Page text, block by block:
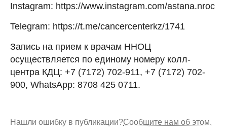
Instagram: https://www.instagram.com/astana.nroc
Telegram: https://t.me/cancercenterkz/1741
Запись на прием к врачам ННОЦ
осуществляется по единому номеру колл-
центра КДЦ: +7 (7172) 702-911, +7 (7172) 702-
900, WhatsApp: 8708 425 0711.
Нашли ошибку в публикации?Сообщите нам об этом.